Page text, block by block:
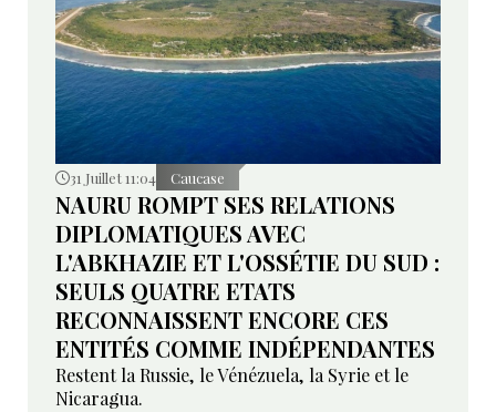
31 Juillet 11:04 Caucase
NAURU ROMPT SES RELATIONS
DIPLOMATIQUES AVEC
L'ABKHAZIE ET L'OSSÉTIE DU SUD :
SEULS QUATRE ETATS
RECONNAISSENT ENCORE CES
ENTITÉS COMME INDÉPENDANTES
Restent la Russie, le Vénézuela, la Syrie et le
Nicaragua.